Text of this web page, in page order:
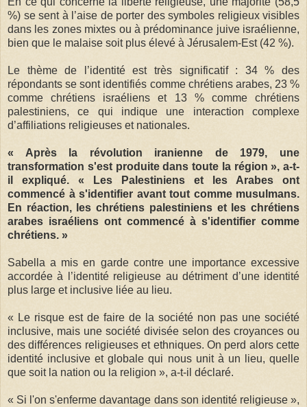
%) se sent à l’aise de porter des symboles religieux visibles
dans les zones mixtes ou à prédominance juive israélienne,
bien que le malaise soit plus élevé à Jérusalem-Est (42 %).
Le thème de l’identité est très significatif : 34 % des
répondants se sont identifiés comme chrétiens arabes, 23 %
comme chrétiens israéliens et 13 % comme chrétiens
palestiniens, ce qui indique une interaction complexe
d’affiliations religieuses et nationales.
« Après la révolution iranienne de 1979, une
transformation s'est produite dans toute la région », a-t-
il expliqué. « Les Palestiniens et les Arabes ont
commencé à s'identifier avant tout comme musulmans.
En réaction, les chrétiens palestiniens et les chrétiens
arabes israéliens ont commencé à s'identifier comme
chrétiens. »
Sabella a mis en garde contre une importance excessive
accordée à l’identité religieuse au détriment d’une identité
plus large et inclusive liée au lieu.
« Le risque est de faire de la société non pas une société
inclusive, mais une société divisée selon des croyances ou
des différences religieuses et ethniques. On perd alors cette
identité inclusive et globale qui nous unit à un lieu, quelle
que soit la nation ou la religion », a-t-il déclaré.
« Si l'on s'enferme davantage dans son identité religieuse »,